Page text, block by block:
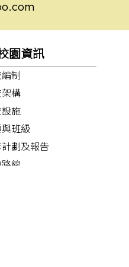
園資訊
制
構
施
班級
劃及報告
線